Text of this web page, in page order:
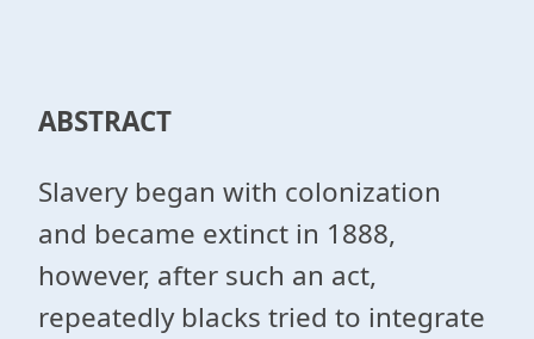
ABSTRACT
Slavery began with colonization
and became extinct in 1888,
however, after such an act,
repeatedly blacks tried to integrate